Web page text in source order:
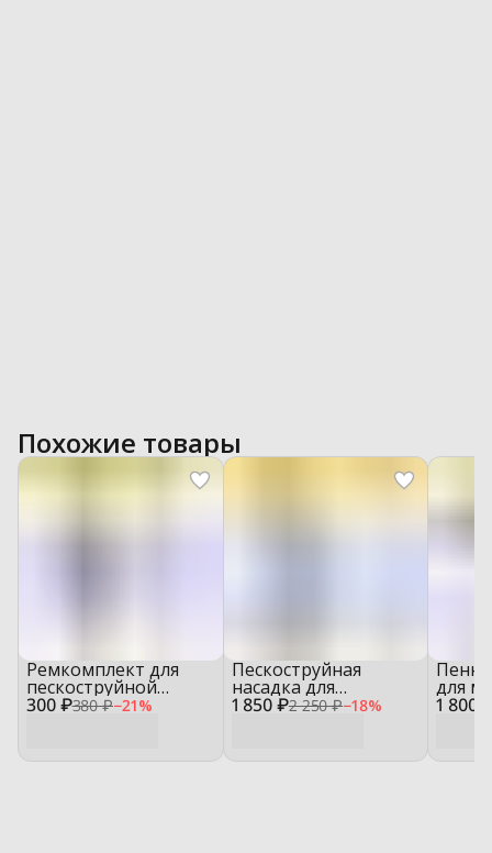
Похожие товары
300 ₽380 ₽−21%
Ремкомплект для
пескоструйной
насадки — SLK0101 1 850 ₽2 250 ₽−18%
Пескоструйная
насадка для
минимойки — SL01 1 800
для